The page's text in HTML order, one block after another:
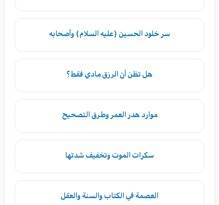
سر خلود الحسين (عليه السلام) وأصحابه
هل تظن أن الرزق مادي فقط؟
موارد هدر العمر وطرق التصحيح
سكرات الموت وتخفيف شدتها
العصمة في الكتاب والسنة والعقل